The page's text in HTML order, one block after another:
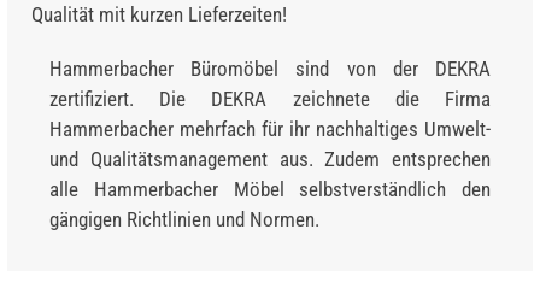
Qualität mit kurzen Lieferzeiten!
Hammerbacher Büromöbel sind von der DEKRA
zertifiziert. Die DEKRA zeichnete die Firma
Hammerbacher mehrfach für ihr nachhaltiges Umwelt-
und Qualitätsmanagement aus. Zudem entsprechen
alle Hammerbacher Möbel selbstverständlich den
gängigen Richtlinien und Normen.